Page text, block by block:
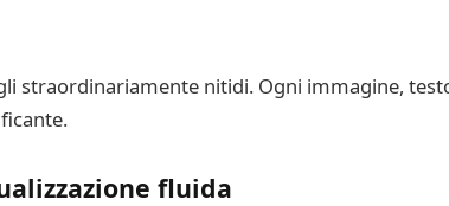
straordinariamente nitidi. Ogni immagine,
fluida